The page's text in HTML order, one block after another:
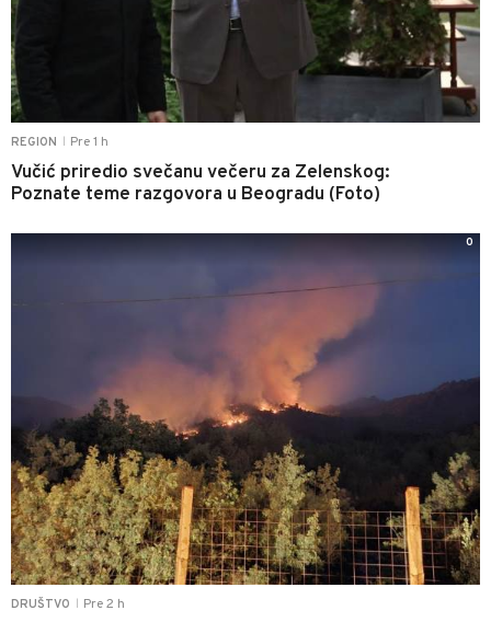
REGION Pre 1 h
Vučić priredio svečanu večeru za Zelenskog:
Poznate teme razgovora u Beogradu (Foto)
DRUŠTVO Pre 2 h
0